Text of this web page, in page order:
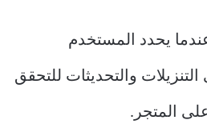
يحدد المستخدم
والتحديثات للتحقق
المتجر.